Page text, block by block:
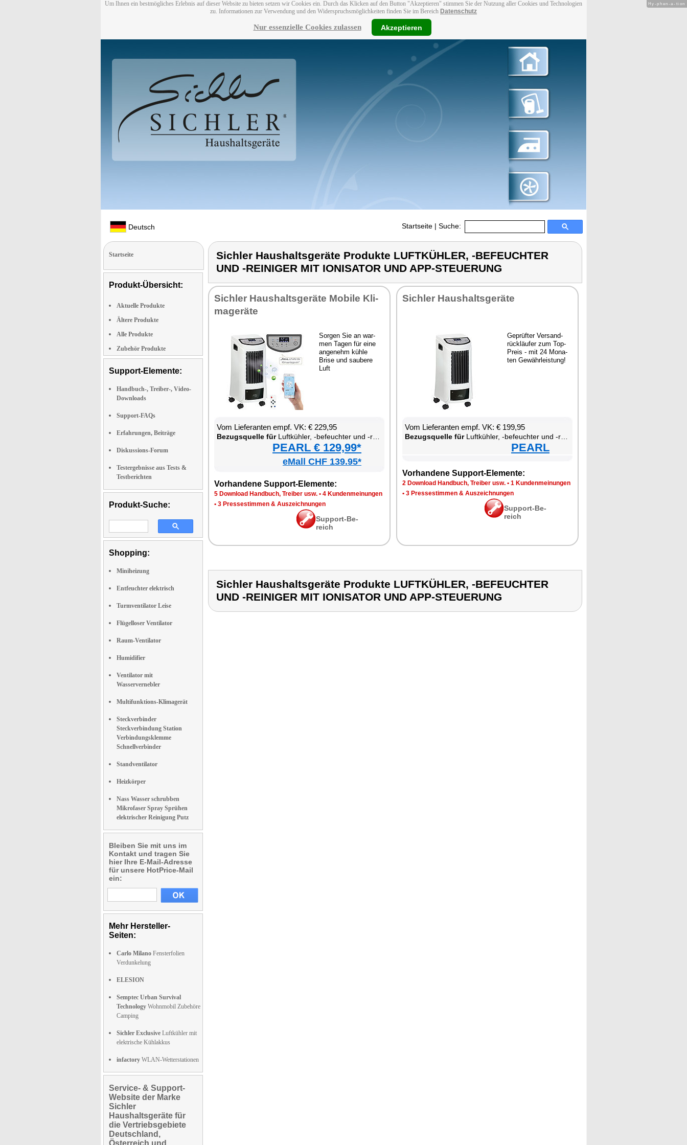
Um Ihnen ein bestmögliches Erlebnis auf dieser Website zu bieten setzen wir Cookies ein. Durch das Klicken auf den Button "Akzeptieren" stimmen Sie der Nutzung aller Cookies und Technologien
zu. Informationen zur Verwendung und den Widerspruchsmöglichkeiten finden Sie im Bereich Datenschutz
Nur essenzielle Cookies zulassen Akzeptieren
Deutsch Startseite | Suche:
Startseite
Produkt-Übersicht:
Aktuelle Produkte
Ältere Produkte
Alle Produkte
Zubehör Produkte
Support-Elemente:
Handbuch-, Treiber-, Video-
Downloads
Support-FAQs
Erfahrungen, Beiträge
Diskussions-Forum
Testergebnisse aus Tests &
Testberichten
Produkt-Suche:
Shopping:
Miniheizung
Entfeuchter elektrisch
Turmventilator Leise
Flügelloser Ventilator
Raum-Ventilator
Humidifier
Ventilator mit
Wasservernebler
Multifunktions-Klimagerät
Steckverbinder
Steckverbindung Station
Verbindungsklemme
Schnellverbinder
Standventilator
Heizkörper
Nass Wasser schrubben
Mikrofaser Spray Sprühen
elektrischer Reinigung Putz
Bleiben Sie mit uns im
Kontakt und tragen Sie
hier Ihre E-Mail-Adresse
für unsere HotPrice-Mail
ein:
Mehr Hersteller-
Seiten:
Carlo Milano Fensterfolien
Verdunkelung
ELESION
Semptec Urban Survival
Technology Wohnmobil Zubehöre
Camping
Sichler Exclusive Luftkühler mit
elektrische Kühlakkus
infactory WLAN-Wetterstationen
Service- & Support-
Website der Marke
Sichler
Haushaltsgeräte für
die Vertriebsgebiete
Deutschland,
Österreich und
Sichler Haushaltsgeräte Produkte LUFTKÜHLER, -BEFEUCHTER
UND -REINIGER MIT IONISATOR UND APP-STEUERUNG
Sich­ler Haus­halts­ge­rä­te Mo­bi­le Kli­
ma­ge­rä­te
Sor­gen Sie an war­
men Ta­gen für ei­ne
an­ge­nehm küh­le
Bri­se und sau­be­re
Luft
Vom Lie­fe­ran­ten empf. VK: € 229,95
Be­zugs­quel­le fürLuft­küh­ler, -be­feuch­ter und -rei­ni­ger mit Io­ni­sa­tor und App-Steue­rung
PEARL € 129,99*
eMall CHF 139.95*
Vor­han­de­ne Sup­port-Ele­men­te:
5 Down­load Hand­buch, Trei­ber usw. • 4 Kun­den­mei­nun­gen
• 3 Pres­se­stim­men & Aus­zeich­nun­gen
Sup­port-Be­
reich
Sich­ler Haus­halts­ge­rä­te
Ge­prüf­ter Ver­sand­
rück­läu­fer zum Top-
Preis - mit 24 Mo­na­
ten Ge­währ­leis­tung!
Vom Lie­fe­ran­ten empf. VK: € 199,95
Be­zugs­quel­le fürLuft­küh­ler, -be­feuch­ter und -rei­ni­ger mit Io­ni­sa­tor und App-Steue­rung
PEARL
Vor­han­de­ne Sup­port-Ele­men­te:
2 Down­load Hand­buch, Trei­ber usw. • 1 Kun­den­mei­nun­gen
• 3 Pres­se­stim­men & Aus­zeich­nun­gen
Sup­port-Be­
reich
Sichler Haushaltsgeräte Produkte LUFTKÜHLER, -BEFEUCHTER
UND -REINIGER MIT IONISATOR UND APP-STEUERUNG
Hy-phen-a-tion